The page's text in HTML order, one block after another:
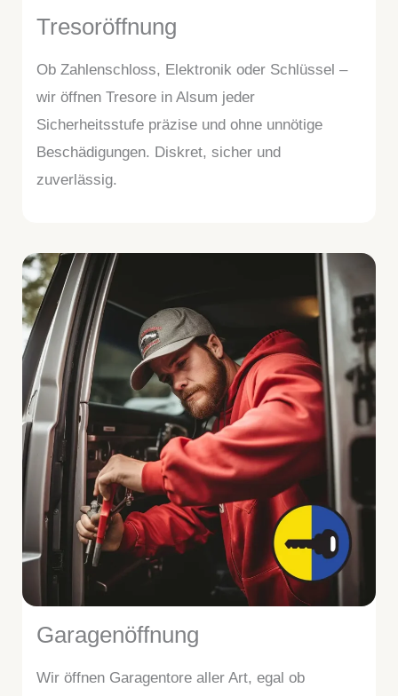
Tresoröffnung
Ob Zahlenschloss, Elektronik oder Schlüssel –
wir öffnen Tresore in Alsum jeder
Sicherheitsstufe präzise und ohne unnötige
Beschädigungen. Diskret, sicher und
zuverlässig.
Garagenöffnung
Wir öffnen Garagentore aller Art, egal ob